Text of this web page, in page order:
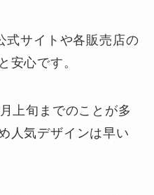
式サイトや各販売店の
安心です。
上旬までのことが多
人気デザインは早い